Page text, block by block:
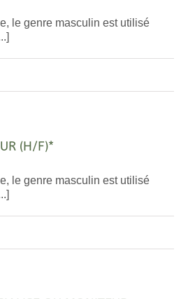
le genre masculin est utilisé
(H/F)*
le genre masculin est utilisé